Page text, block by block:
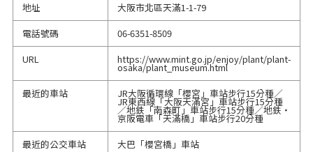
地址
大阪市北區天滿1-1-79
電話號碼
06-6351-8509
URL
https://www.mint.go.jp/enjoy/plant/plant-
osaka/plant_museum.html
最近的車站
JR大阪循環線「櫻宮」車站步行15分種／
JR東西線「大阪天滿宮」車站步行15分種
／地鉄「南森町」車站步行15分種／地鉄・
京阪電車「天滿橋」車站步行20分種
最近的公交車站
大巴「櫻宮橋」車站